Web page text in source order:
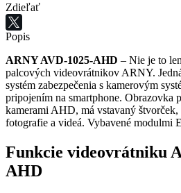
Zdieľať
Popis
ARNY AVD-1025-AHD – Nie je to
palcových videovrátnikov ARNY.
systém zabezpečenia s kamerovým
pripojením na smartphone. Obrazovka
kamerami AHD, má vstavaný štvorček,
fotografie a videá. Vybavené modulmi
Funkcie videovrátniku
AHD